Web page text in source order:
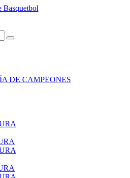
DE CAMPEONES